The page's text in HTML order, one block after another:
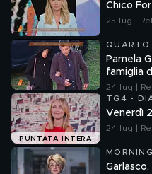
Chico
25 lug |
QUARTO
Pamela
famiglia
24 lug |
PUNTATA INTERA
TG4 -
Venerdì
24 lug |